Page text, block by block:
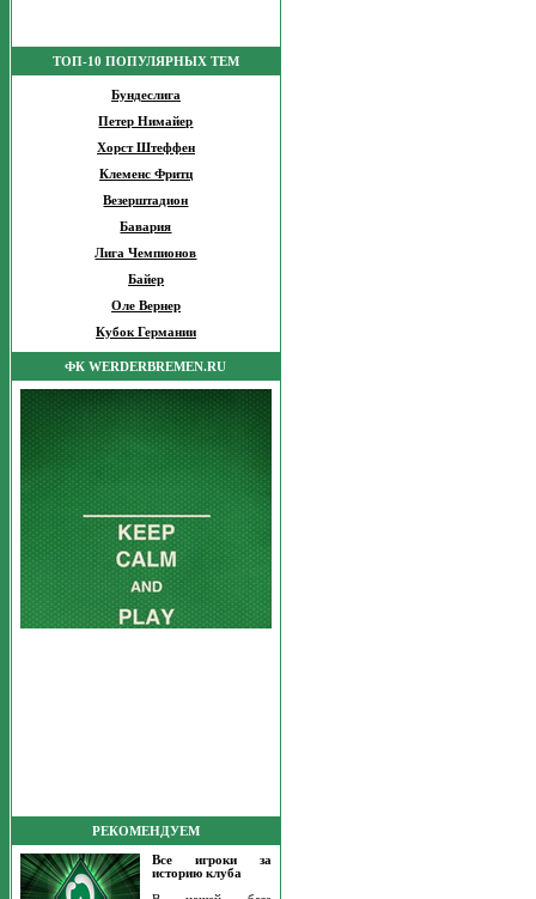
ТОП-10 ПОПУЛЯРНЫХ ТЕМ
Бундеслига
Петер Нимайер
Хорст Штеффен
Клеменс Фритц
Везерштадион
Бавария
Лига Чемпионов
Байер
Оле Вернер
Кубок Германии
ФК WERDERBREMEN.RU
РЕКОМЕНДУЕМ
Все игроки за
историю клуба